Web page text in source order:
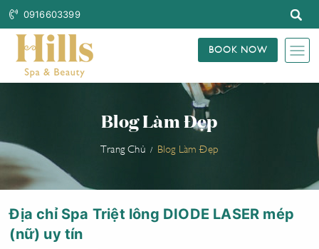
0916603399
BOOK NOW
Blog Làm Đẹp
Trang Chủ Blog Làm Đẹp
Địa chỉ Spa Triệt lông DIODE LASER mép
(nữ) uy tín